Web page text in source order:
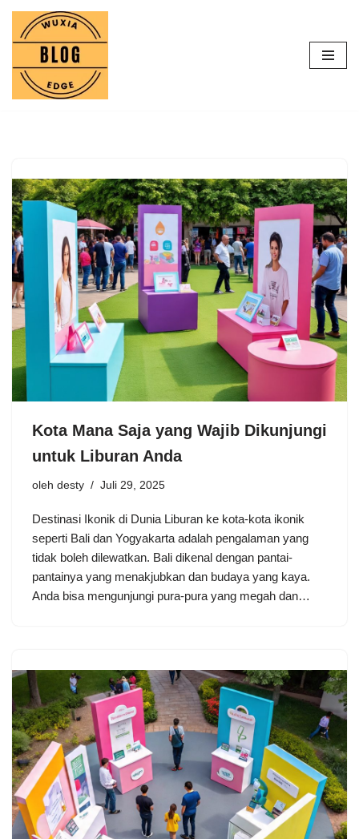
Lompat
konten
Kota Mana Saja yang Wajib Dikunjungi
untuk Liburan Anda
oleh desty Juli 29, 2025
Destinasi Ikonik di Dunia Liburan ke kota-kota ikonik
seperti Bali dan Yogyakarta adalah pengalaman yang
tidak boleh dilewatkan. Bali dikenal dengan pantai-
pantainya yang menakjubkan dan budaya yang kaya.
Anda bisa mengunjungi pura-pura yang megah dan…